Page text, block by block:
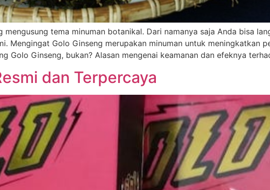
tema minuman botanikal. Dari namanya saja Anda bisa
Mengingat Golo Ginseng merupakan minuman untuk meningkatkan
Golo Ginseng, bukan? Alasan mengenai keamanan dan efeknya
dan Terpercaya